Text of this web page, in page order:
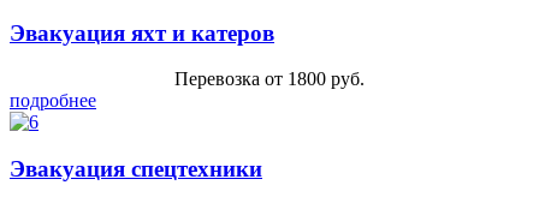
Эвакуация яхт и катеров
Перевозка от 1800 руб.
подробнее
Эвакуация спецтехники